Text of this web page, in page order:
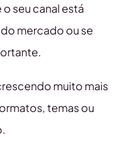
seu canal está
mercado ou se
muito mais
temas ou